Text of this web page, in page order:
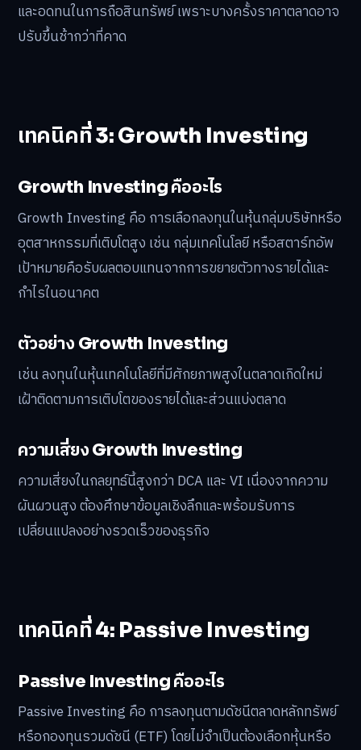
และอดทนในการถือสินทรัพย์ เพราะบางครั้งราคาตลาดอาจ
ปรับขึ้นช้ากว่าที่คาด
เทคนิคที่ 3: Growth Investing
Growth Investing คืออะไร
Growth Investing คือ การเลือกลงทุนในหุ้นกลุ่มบริษัทหรือ
อุตสาหกรรมที่เติบโตสูง เช่น กลุ่มเทคโนโลยี หรือสตาร์ทอัพ
เป้าหมายคือรับผลตอบแทนจากการขยายตัวทางรายได้และ
กำไรในอนาคต
ตัวอย่าง Growth Investing
เช่น ลงทุนในหุ้นเทคโนโลยีที่มีศักยภาพสูงในตลาดเกิดใหม่
เฝ้าติดตามการเติบโตของรายได้และส่วนแบ่งตลาด
ความเสี่ยง Growth Investing
ความเสี่ยงในกลยุทธ์นี้สูงกว่า DCA และ VI เนื่องจากความ
ผันผวนสูง ต้องศึกษาข้อมูลเชิงลึกและพร้อมรับการ
เปลี่ยนแปลงอย่างรวดเร็วของธุรกิจ
เทคนิคที่ 4: Passive Investing
Passive Investing คืออะไร
Passive Investing คือ การลงทุนตามดัชนีตลาดหลักทรัพย์
หรือกองทุนรวมดัชนี (ETF) โดยไม่จำเป็นต้องเลือกหุ้นหรือ